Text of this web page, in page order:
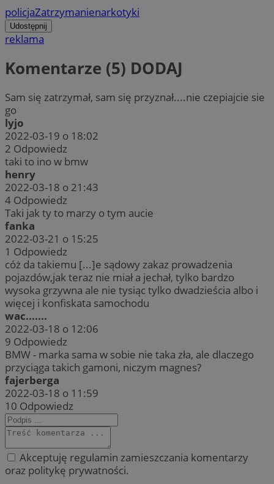
policjaZatrzymanienarkotyki
Udostępnij
reklama
Komentarze (5) DODAJ
Sam się zatrzymał, sam się przyznał....nie czepiajcie sie
go
lyjo
2022-03-19 o 18:02
2 Odpowiedz
taki to ino w bmw
henry
2022-03-18 o 21:43
4 Odpowiedz
Taki jak ty to marzy o tym aucie
fanka
2022-03-21 o 15:25
1 Odpowiedz
cóż da takiemu [...]e sądowy zakaz prowadzenia
pojazdów,jak teraz nie miał a jechał, tylko bardzo
wysoka grzywna ale nie tysiąc tylko dwadzieścia albo i
więcej i konfiskata samochodu
wac.......
2022-03-18 o 12:06
9 Odpowiedz
BMW - marka sama w sobie nie taka zła, ale dlaczego
przyciąga takich gamoni, niczym magnes?
fajerberga
2022-03-18 o 11:59
10 Odpowiedz
Akceptuję regulamin zamieszczania komentarzy
oraz politykę prywatności.